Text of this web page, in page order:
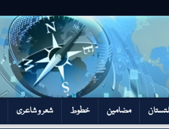
مضامین خطوط شعر و شاعری